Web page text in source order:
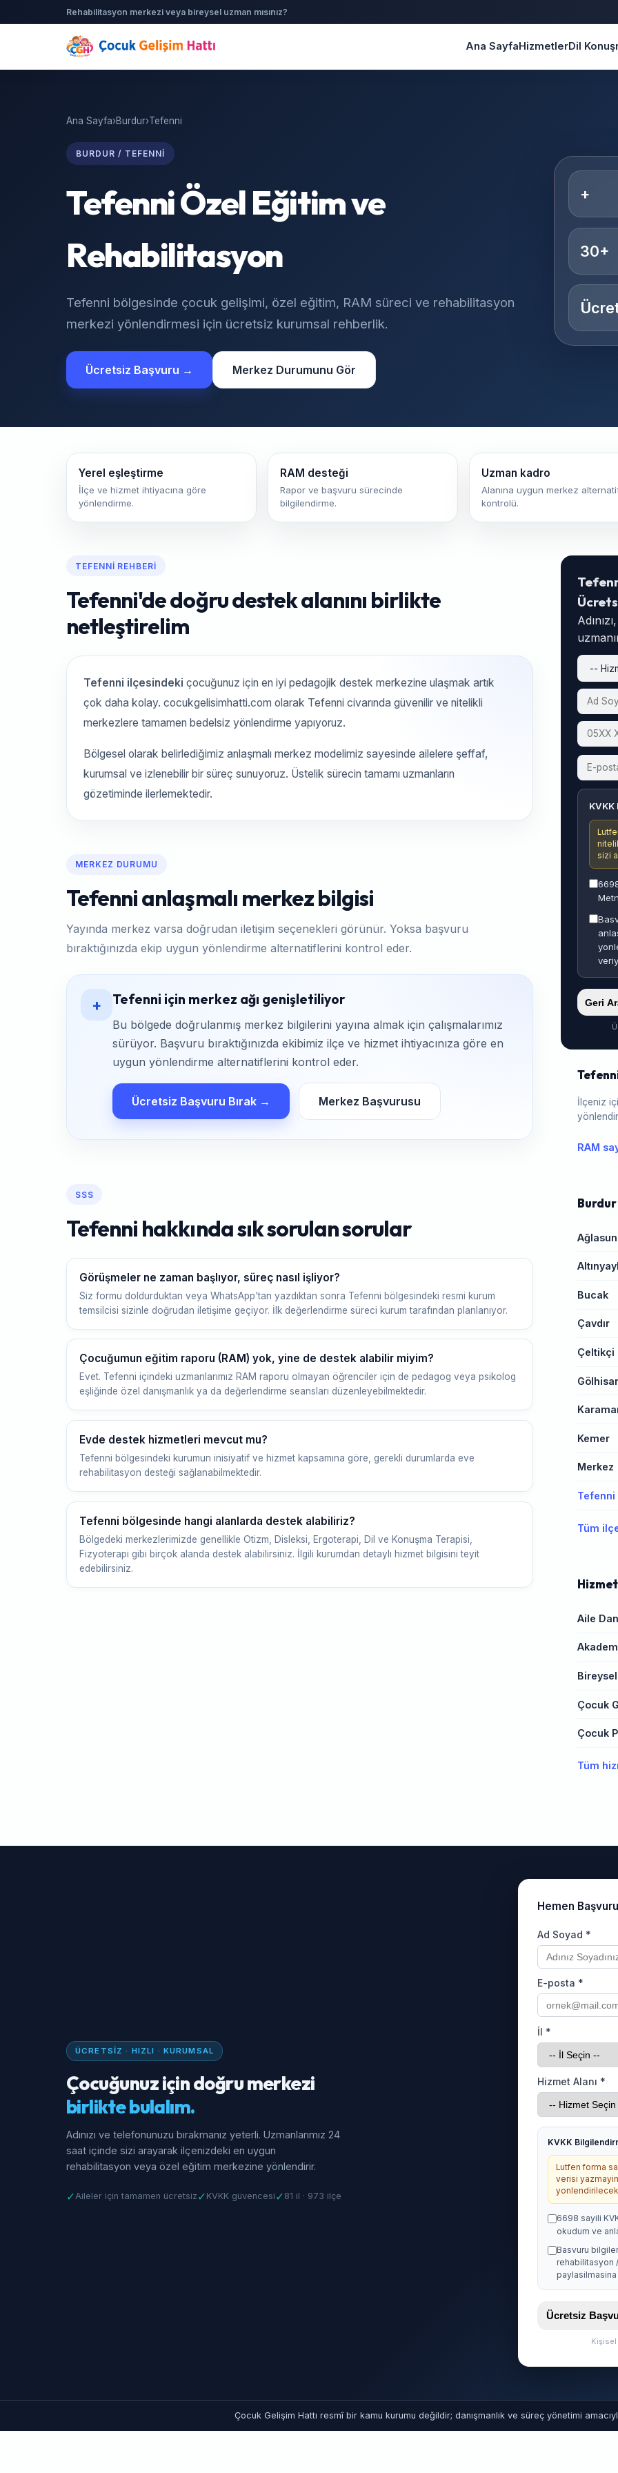
Rehabilitasyon merkezi veya bireysel uzman mısınız?
Ana SayfaHizmetlerDil
Ana Sayfa›Burdur›Tefenni
BURDUR / TEFENNI
Tefenni Özel Eğitim ve
Rehabilitasyon
Tefenni bölgesinde çocuk gelişimi, özel eğitim, RAM süreci ve rehabilitasyon
merkezi yönlendirmesi için ücretsiz kurumsal rehberlik.
Ücretsiz Başvuru → Merkez Durumunu Gör
+
30+
Yerel eşleştirme
İlçe ve hizmet ihtiyacına göre
yönlendirme.
RAM desteği
Rapor ve başvuru sürecinde
bilgilendirme.
Uzman kadro
Alanına uygun merkez
kontrolü.
TEFENNI REHBERI
Tefenni'de doğru destek alanını birlikte
netleştirelim
Tefenni ilçesindeki çocuğunuz için en iyi pedagojik destek merkezine ulaşmak artık
çok daha kolay. cocukgelisimhatti.com olarak Tefenni civarında güvenilir ve nitelikli
merkezlere tamamen bedelsiz yönlendirme yapıyoruz.
Bölgesel olarak belirlediğimiz anlaşmalı merkez modelimiz sayesinde ailelere şeffaf,
kurumsal ve izlenebilir bir süreç sunuyoruz. Üstelik sürecin tamamı uzmanların
gözetiminde ilerlemektedir.
MERKEZ DURUMU
Tefenni anlaşmalı merkez bilgisi
Yayında merkez varsa doğrudan iletişim seçenekleri görünür. Yoksa başvuru
bıraktığınızda ekip uygun yönlendirme alternatiflerini kontrol eder.
+ Tefenni için merkez ağı genişletiliyor
Bu bölgede doğrulanmış merkez bilgilerini yayına almak için çalışmalarımız
sürüyor. Başvuru bıraktığınızda ekibimiz ilçe ve hizmet ihtiyacınıza göre en
uygun yönlendirme alternatiflerini kontrol eder.
Ücretsiz Başvuru Bırak → Merkez Başvurusu
SSS
Tefenni hakkında sık sorulan sorular
Görüşmeler ne zaman başlıyor, süreç nasıl işliyor?
Siz formu doldurduktan veya WhatsApp'tan yazdıktan sonra Tefenni bölgesindeki resmi kurum
temsilcisi sizinle doğrudan iletişime geçiyor. İlk değerlendirme süreci kurum tarafından planlanıyor.
Çocuğumun eğitim raporu (RAM) yok, yine de destek alabilir miyim?
Evet. Tefenni içindeki uzmanlarımız RAM raporu olmayan öğrenciler için de pedagog veya psikolog
eşliğinde özel danışmanlık ya da değerlendirme seansları düzenleyebilmektedir.
Evde destek hizmetleri mevcut mu?
Tefenni bölgesindeki kurumun inisiyatif ve hizmet kapsamına göre, gerekli durumlarda eve
rehabilitasyon desteği sağlanabilmektedir.
Tefenni bölgesinde hangi alanlarda destek alabiliriz?
Bölgedeki merkezlerimizde genellikle Otizm, Disleksi, Ergoterapi, Dil ve Konuşma Terapisi,
Fizyoterapi gibi birçok alanda destek alabilirsiniz. İlgili kurumdan detaylı hizmet bilgisini teyit
edebilirsiniz.
sizi
Geri
İlçeniz
RAM
Ağlasun
Bucak
Çavdır
Çeltikçi
Gölhisar
Kemer
Merkez
Tefenni
Tüm
Aile
Çocuk
Çocuk
Tüm
ÜCRETSIZ · HIZLI · KURUMSAL
Çocuğunuz için doğru merkezi
birlikte bulalım.
Adınızı ve telefonunuzu bırakmanız yeterli. Uzmanlarımız 24
saat içinde sizi arayarak ilçenizdeki en uygun
rehabilitasyon veya özel eğitim merkezine yönlendirir.
✓Aileler için tamamen ücretsiz ✓ KVKK güvencesi ✓ 81 il · 973 ilçe
Hemen
Ad Soyad *
E-posta *
İl *
Hizmet Alanı *
KVKK
Lutfen forma
verisi
6698 sayili
okudum ve
Basvuru
rehabilitasyon
Ücretsiz
Kişisel
Çocuk Gelişim Hattı resmî bir kamu kurumu değildir; danışmanlık ve süreç yönetimi